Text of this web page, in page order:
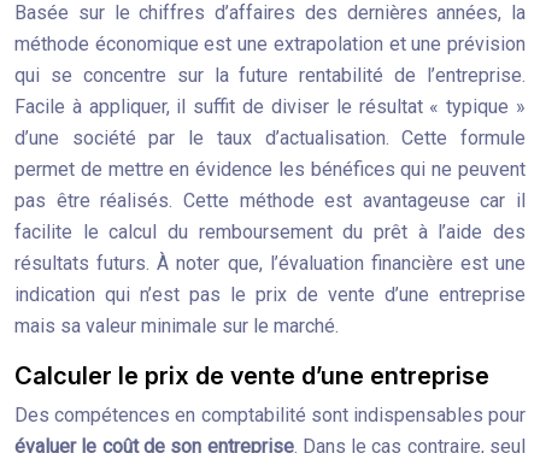
Basée sur le chiffres d’affaires des dernières années, la
méthode économique est une extrapolation et une prévision
qui se concentre sur la future rentabilité de l’entreprise.
Facile à appliquer, il suffit de diviser le résultat « typique »
d’une société par le taux d’actualisation. Cette formule
permet de mettre en évidence les bénéfices qui ne peuvent
pas être réalisés. Cette méthode est avantageuse car il
facilite le calcul du remboursement du prêt à l’aide des
résultats futurs. À noter que, l’évaluation financière est une
indication qui n’est pas le prix de vente d’une entreprise
mais sa valeur minimale sur le marché.
Calculer le prix de vente d’une entreprise
Des compétences en comptabilité sont indispensables pour
évaluer le coût de son entreprise. Dans le cas contraire, seul